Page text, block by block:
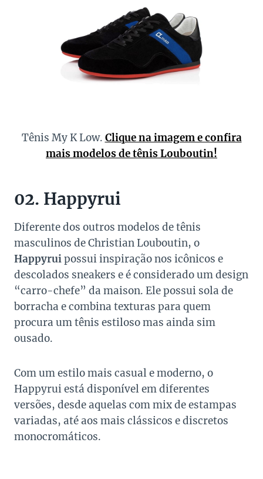
Tênis My K Low. Clique na imagem e confira
mais modelos de tênis Louboutin!
02. Happyrui
Diferente dos outros modelos de tênis
masculinos de Christian Louboutin, o
Happyruipossui inspiração nos icônicos e
descolados sneakers e é considerado um design
“carro-chefe” da maison. Ele possui sola de
borracha e combina texturas para quem
procura um tênis estiloso mas ainda sim
ousado.
Com um estilo mais casual e moderno, o
Happyrui está disponível em diferentes
versões, desde aquelas com mix de estampas
variadas, até aos mais clássicos e discretos
monocromáticos.